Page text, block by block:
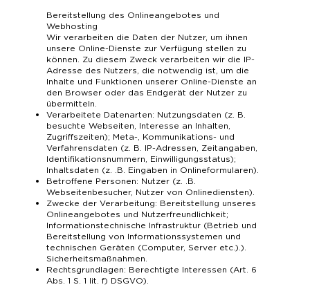
Bereitstellung des Onlineangebotes und
Webhosting
Wir verarbeiten die Daten der Nutzer, um ihnen
unsere Online-Dienste zur Verfügung stellen zu
können. Zu diesem Zweck verarbeiten wir die IP-
Adresse des Nutzers, die notwendig ist, um die
Inhalte und Funktionen unserer Online-Dienste an
den Browser oder das Endgerät der Nutzer zu
übermitteln.
Verarbeitete Datenarten: Nutzungsdaten (z. B.
besuchte Webseiten, Interesse an Inhalten,
Zugriffszeiten); Meta-, Kommunikations- und
Verfahrensdaten (z. B. IP-Adressen, Zeitangaben,
Identifikationsnummern, Einwilligungsstatus);
Inhaltsdaten (z. .B. Eingaben in Onlineformularen).
Betroffene Personen: Nutzer (z. .B.
Webseitenbesucher, Nutzer von Onlinediensten).
Zwecke der Verarbeitung: Bereitstellung unseres
Onlineangebotes und Nutzerfreundlichkeit;
Informationstechnische Infrastruktur (Betrieb und
Bereitstellung von Informationssystemen und
technischen Geräten (Computer, Server etc.).).
Sicherheitsmaßnahmen.
Rechtsgrundlagen: Berechtigte Interessen (Art. 6
Abs. 1 S. 1 lit. f) DSGVO).